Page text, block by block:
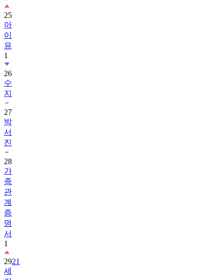
아
이
유
1
26
수
지
27
박
서
진
28
가
족
관
계
증
명
서
1
29
세
기
대